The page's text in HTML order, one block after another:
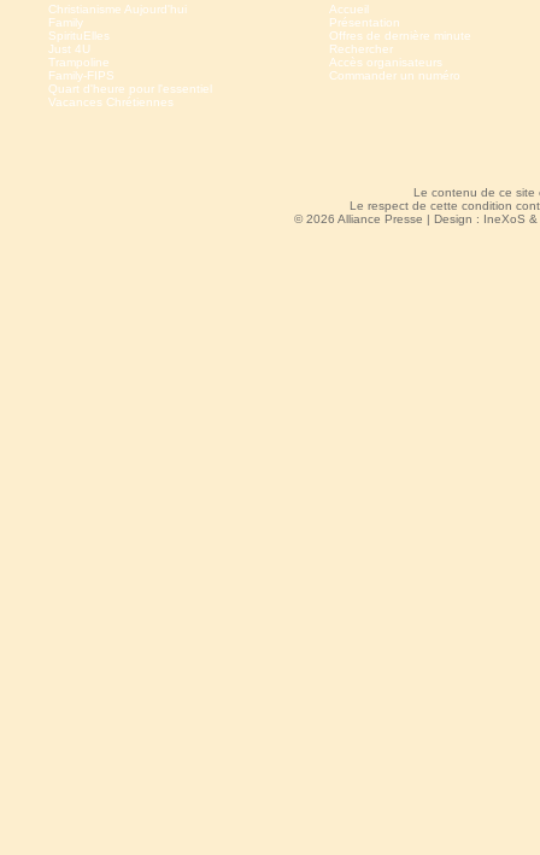
Christianisme Aujourd'hui
Family
SpirituElles
Just 4U
Trampoline
Family-FIPS
Quart d'heure pour l'essentiel
Vacances Chrétiennes
Accueil
Présentation
Offres de dernière minute
Rechercher
Accès organisateurs
Commander un numéro
Le contenu de ce site
Le respect de cette condition
© 2026 Alliance Presse | Design : IneXoS &